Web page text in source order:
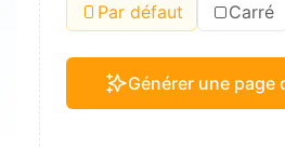
Par défaut Carré
Générer une page